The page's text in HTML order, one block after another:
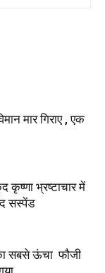
मार गिराए , एक
भ्रष्टाचार में
सस्पेंड
सबसे ऊंचा फौजी